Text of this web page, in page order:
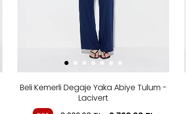
Beli Kemerli Degaje Yaka Abiye Tulum -
Lacivert